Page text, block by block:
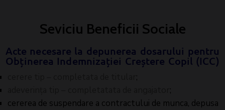
Seviciu Beneficii Sociale
Acte necesare la depunerea dosarului pentru
Obținerea Indemnizației Creștere Copil (ICC)
;
;
cererea de suspendare a contractului de munca, depusa